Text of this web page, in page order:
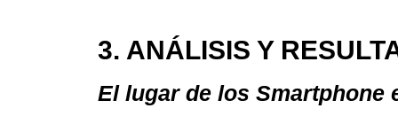
3. ANÁLISIS Y
El lugar de los Smartphone